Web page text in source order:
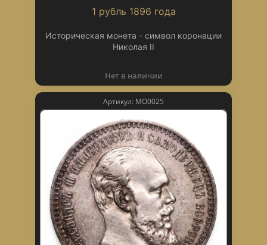
1 рубль 1896 года
Историческая монета - символ коронации
Николая II
Нет в наличии
Артикул: МО0025